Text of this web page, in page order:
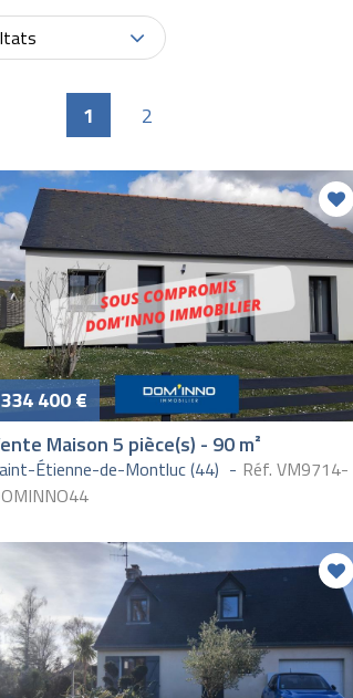
1 2
334 400 €
Maison 5 pièce(s) - 90 m²
Étienne-de-Montluc (44)
Réf. VM9714-